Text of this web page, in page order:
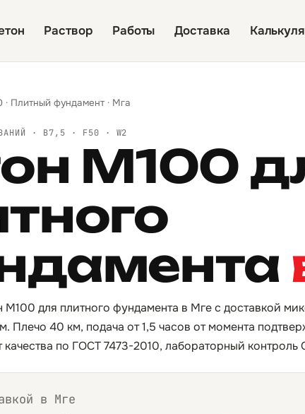
Раствор Работы Доставка
· Плитный фундамент · Мга
· B7,5 · F50 · W2
М100
М100 для плитного фундамента в Мге с доставкой
Плечо 40 км, подача от 1,5 часов от момента
по ГОСТ 7473-2010, лабораторный контроль
в Мге